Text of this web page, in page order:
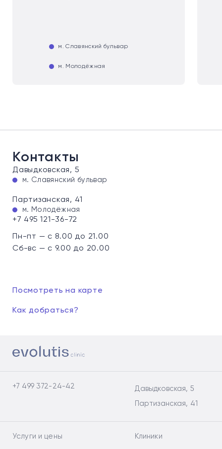
м. Славянский бульвар
м. Молодёжная
Контакты
Давыдковская, 5
м. Славянский бульвар
Партизанская, 41
м. Молодёжная
+7 495 121-36-72
Пн-пт — с 8.00 до 21.00
Сб-вс — с 9.00 до 20.00
Посмотреть на карте
Как добраться?
+7 499 372-24-42
Давыдковская, 5
Партизанская, 41
Услуги и цены Клиники